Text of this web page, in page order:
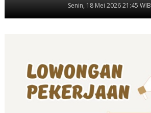
Senin, 18 Mei 2026 21:45 WIB